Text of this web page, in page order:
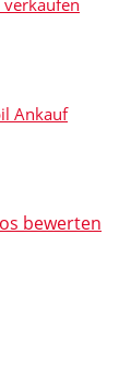
Ankauf
bewerten